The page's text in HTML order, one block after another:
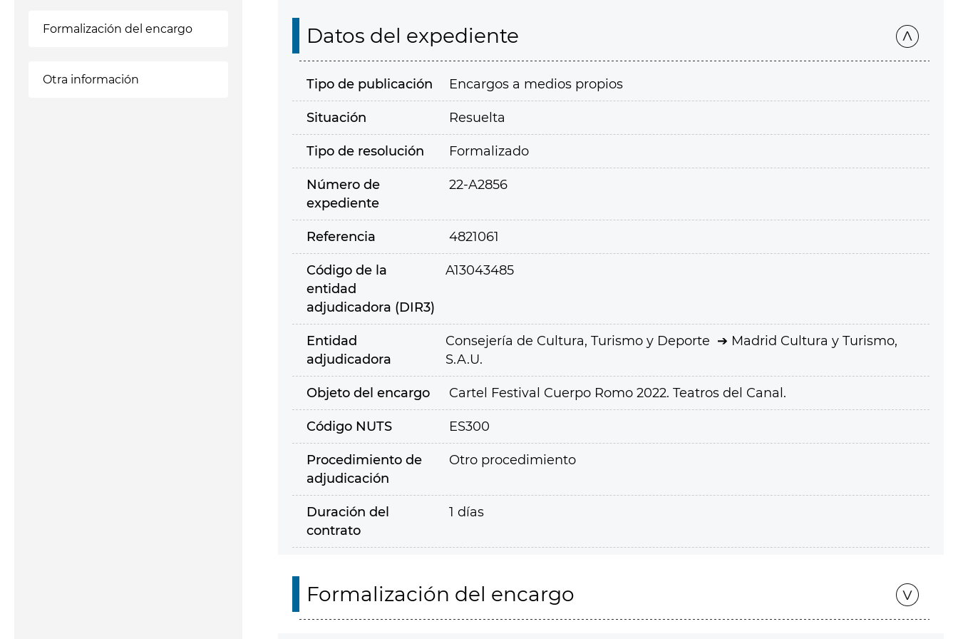
Formalización del encargo
Otra información
Datos del expediente
Tipo de publicación Encargos a medios propios
Situación Resuelta
Tipo de resolución Formalizado
Número de
expediente
22-A2856
Referencia 4821061
Código de la
entidad
adjudicadora (DIR3)
A13043485
Entidad
adjudicadora
Consejería de Cultura, Turismo y Deporte
Madrid Cultura y Turismo,
S.A.U.
Objeto del encargo Cartel Festival Cuerpo Romo 2022. Teatros del Canal.
Código NUTS ES300
Procedimiento de
adjudicación
Otro procedimiento
Duración del
contrato
1 días
Formalización del encargo